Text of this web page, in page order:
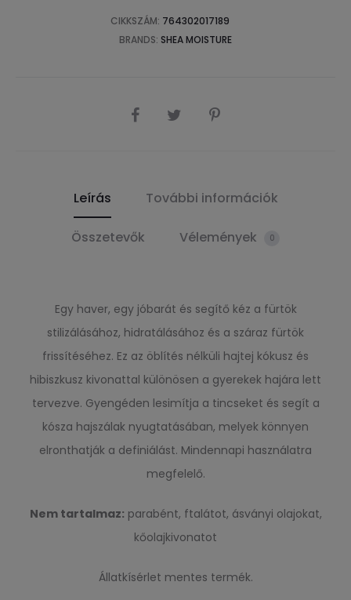
CIKKSZÁM: 764302017189
BRANDS: SHEA MOISTURE
SHARE
Leírás További információk
Összetevők Vélemények 0
Egy haver, egy jóbarát és segítő kéz a fürtök
stilizálásához, hidratálásához és a száraz fürtök
frissítéséhez. Ez az öblítés nélküli hajtej kókusz és
hibiszkusz kivonattal különösen a gyerekek hajára lett
tervezve. Gyengéden lesimítja a tincseket és segít a
kósza hajszálak nyugtatásában, melyek könnyen
elronthatják a definiálást. Mindennapi használatra
megfelelő.
Nem tartalmaz: parabént, ftalátot, ásványi olajokat,
kőolajkivonatot
Állatkísérlet mentes termék.